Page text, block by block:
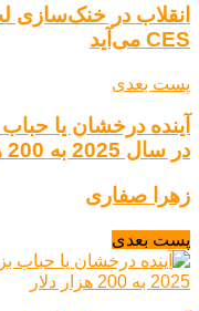
CES می‌آید
پست بعدی
آینده درخشان یا
در سال 2025 به 200 هزار دلار
زهرا صفاری
پست بعدی